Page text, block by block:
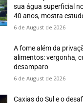
sua água superficial
40 anos, mostra
6 de August de 2026
A fome além da
alimentos: vergonha,
desamparo
6 de August de 2026
Caxias do Sul e o